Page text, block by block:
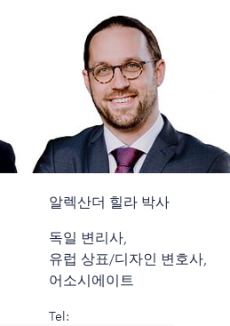
알렉산더 힐라 박사
독일 변리사,
유럽 상표/디자인 변호사,
어소시에이트
Tel: